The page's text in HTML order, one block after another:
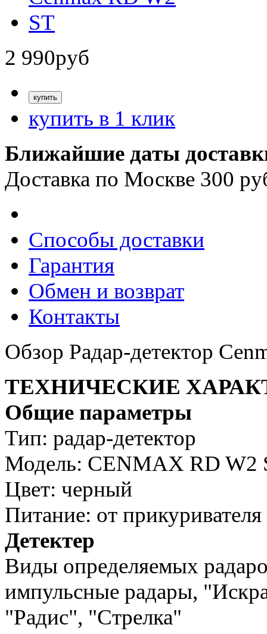
2 990руб
купить в 1 клик
Ближайшие даты
Доставка по Москве 300
Способы доставки
Гарантия
Обмен и возврат
Контакты
Обзор Радар-детектор
ТЕХНИЧЕСКИЕ
Общие параметры
Тип: радар-детектор
Модель: CENMAX RD W2
Цвет: черный
Питание: от
Детектер
Виды определяемых
импульсные радары,
"Радис", "Стрелка"